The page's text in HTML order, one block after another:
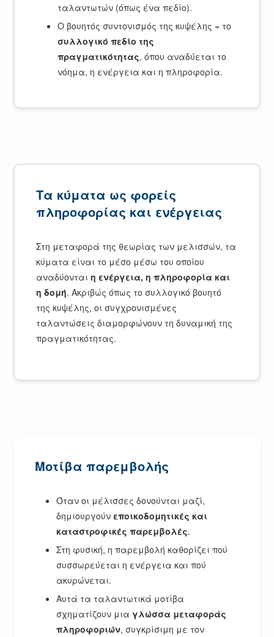
ταλαντωτών (όπως ένα πεδίο).
Ο βουητός συντονισμός της κυψέλης = το
συλλογικό πεδίο της
πραγματικότητας, όπου αναδύεται το
νόημα, η ενέργεια και η πληροφορία.
Τα κύματα ως φορείς
πληροφορίας και ενέργειας
Στη μεταφορά της θεωρίας των μελισσών, τα
κύματα είναι το μέσο μέσω του οποίου
αναδύονταιη ενέργεια, η πληροφορία και
η δομή. Ακριβώς όπως το συλλογικό βουητό
της κυψέλης, οι συγχρονισμένες
ταλαντώσεις διαμορφώνουν τη δυναμική της
πραγματικότητας.
Μοτίβα παρεμβολής
Όταν οι μέλισσες δονούνται μαζί,
δημιουργούν εποικοδομητικές και
καταστροφικές παρεμβολές.
Στη φυσική, η παρεμβολή καθορίζει πού
συσσωρεύεται η ενέργεια και πού
ακυρώνεται.
Αυτά τα ταλαντωτικά μοτίβα
σχηματίζουν μια γλώσσα μεταφοράς
πληροφοριών, συγκρίσιμη με τον